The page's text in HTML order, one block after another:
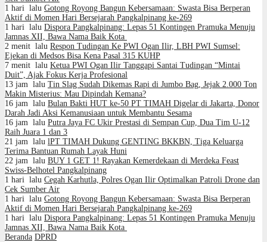
1 hari lalu Gotong Royong Bangun Kebersamaan: Swasta Bisa Berperan
Aktif di Momen Hari Bersejarah Pangkalpinang ke-269
1 hari lalu Dispora Pangkalpinang: Lepas 51 Kontingen Pramuka Menuju
Jamnas XII, Bawa Nama Baik Kota
2 menit lalu Respon Tudingan Ke PWI Ogan Ilir, LBH PWI Sumsel:
Ejekan di Medsos Bisa Kena Pasal 315 KUHP
7 menit lalu Ketua PWI Ogan Ilir Tanggapi Santai Tudingan “Mintai
Duit”, Ajak Fokus Kerja Profesional
13 jam lalu Tin Slag Sudah Dikemas Rapi di Jumbo Bag, Jejak 2.000 Ton
Makin Misterius: Mau Dipindah Kemana?
16 jam lalu Bulan Bakti HUT ke-50 PT TIMAH Digelar di Jakarta, Donor
Darah Jadi Aksi Kemanusiaan untuk Membantu Sesama
16 jam lalu Putra Jaya FC Ukir Prestasi di Sempan Cup, Dua Tim U-12
Raih Juara 1 dan 3
21 jam lalu lPT TIMAH Dukung GENTING BKKBN, Tiga Keluarga
Terima Bantuan Rumah Layak Huni
22 jam lalu BUY 1 GET 1! Rayakan Kemerdekaan di Merdeka Feast
Swiss-Belhotel Pangkalpinang
1 hari lalu Cegah Karhutla, Polres Ogan Ilir Optimalkan Patroli Drone dan
Cek Sumber Air
1 hari lalu Gotong Royong Bangun Kebersamaan: Swasta Bisa Berperan
Aktif di Momen Hari Bersejarah Pangkalpinang ke-269
1 hari lalu Dispora Pangkalpinang: Lepas 51 Kontingen Pramuka Menuju
Jamnas XII, Bawa Nama Baik Kota
Beranda DPRD